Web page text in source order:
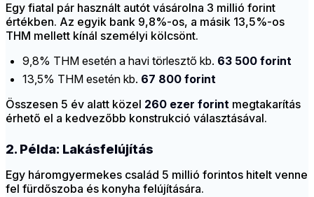
Egy fiatal pár használt autót vásárolna 3 millió forint
értékben. Az egyik bank 9,8%-os, a másik 13,5%-os
THM mellett kínál személyi kölcsönt.
9,8% THM esetén a havi törlesztő kb. 63 500 forint
13,5% THM esetén kb. 67 800 forint
Összesen 5 év alatt közel 260 ezer forint megtakarítás
érhető el a kedvezőbb konstrukció választásával.
2. Példa: Lakásfelújítás
Egy háromgyermekes család 5 millió forintos hitelt venne
fel fürdőszoba és konyha felújítására.